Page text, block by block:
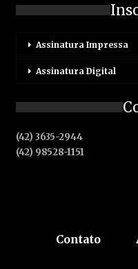
Assinatura Impressa
Assinatura Digital
(42) 3635-2944
(42) 98528-1151
Contato